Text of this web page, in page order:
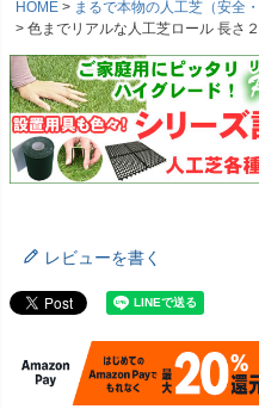
HOME
まるで本物の人工芝（安全・
色までリアルな人工芝ロール 長さ
レビューを書く